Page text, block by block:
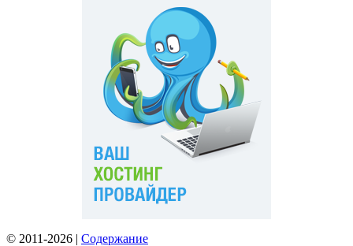
© 2011-2026 | Содержание